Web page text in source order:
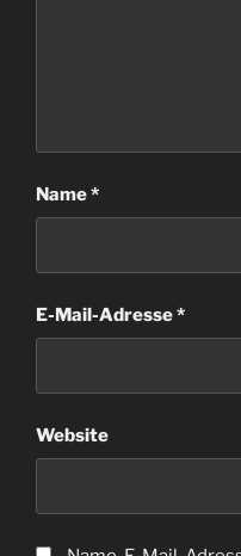
Name*
E-Mail-Adresse*
Website